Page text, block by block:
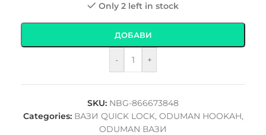
Only 2 left in stock
- +
ДОБАВИ
SKU: NBG-866673848
Categories: ВАЗИ QUICK LOCK, ODUMAN HOOKAH,
ODUMAN ВАЗИ